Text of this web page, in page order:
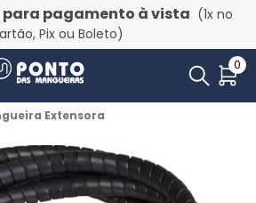
para pagamento à vista (1x no
Pix ou Boleto)
0
Extensora